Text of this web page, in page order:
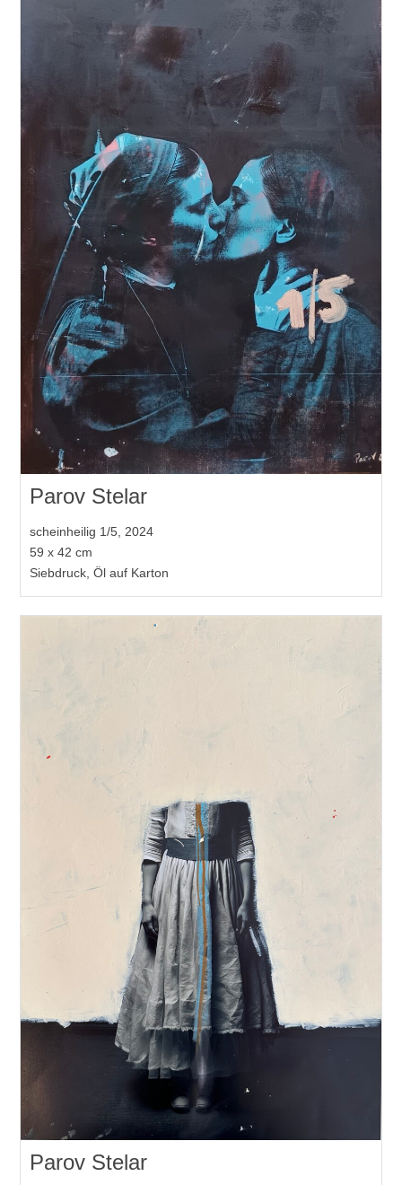
Parov Stelar
scheinheilig 1/5, 2024
59 x 42 cm
Siebdruck, Öl auf Karton
Parov Stelar